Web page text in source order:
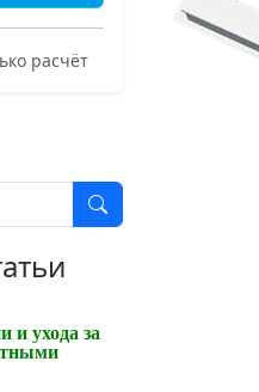
расчёт
и ухода за